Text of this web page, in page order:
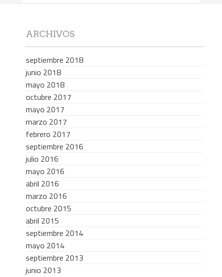
ARCHIVOS
septiembre 2018
junio 2018
mayo 2018
octubre 2017
mayo 2017
marzo 2017
febrero 2017
septiembre 2016
julio 2016
mayo 2016
abril 2016
marzo 2016
octubre 2015
abril 2015
septiembre 2014
mayo 2014
septiembre 2013
junio 2013